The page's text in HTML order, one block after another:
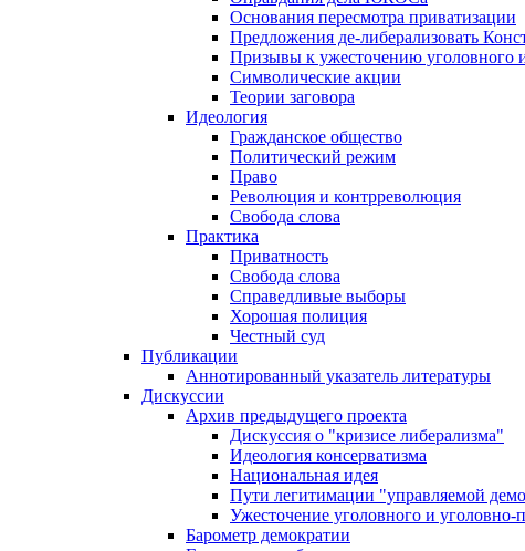
Основания пересмотра приватизации
Предложения де-либерализовать
Призывы к ужесточению уголовного и
Символические акции
Теории заговора
Идеология
Гражданское общество
Политический режим
Право
Революция и контрреволюция
Свобода слова
Практика
Приватность
Свобода слова
Справедливые выборы
Хорошая полиция
Честный суд
Публикации
Аннотированный указатель литературы
Дискуссии
Архив предыдущего проекта
Дискуссия о "кризисе либерализма"
Идеология консерватизма
Национальная идея
Пути легитимации "управляемой
Ужесточение уголовного и уголовно-
Барометр демократии